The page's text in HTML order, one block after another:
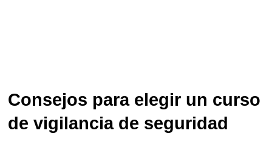
Consejos para elegir un curso
de vigilancia de seguridad